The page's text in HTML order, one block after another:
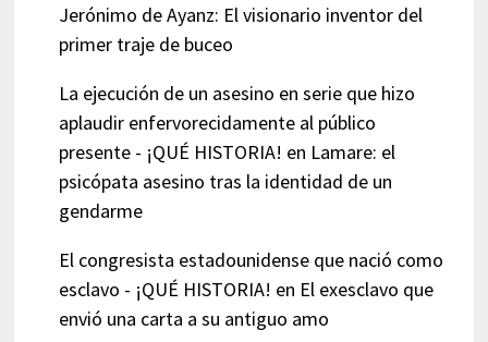
Jerónimo de Ayanz: El visionario inventor del
primer traje de buceo
La ejecución de un asesino en serie que hizo
aplaudir enfervorecidamente al público
presente - ¡QUÉ HISTORIA! en Lamare: el
psicópata asesino tras la identidad de un
gendarme
El congresista estadounidense que nació como
esclavo - ¡QUÉ HISTORIA! en El exesclavo que
envió una carta a su antiguo amo